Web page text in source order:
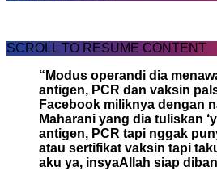
SCROLL TO RESUME CONTENT
“Modus operandi dia
antigen, PCR dan vaksin
Facebook miliknya dengan
Maharani yang dia tuliskan
antigen, PCR tapi nggak
atau sertifikat vaksin tapi
aku ya, insyaAllah siap